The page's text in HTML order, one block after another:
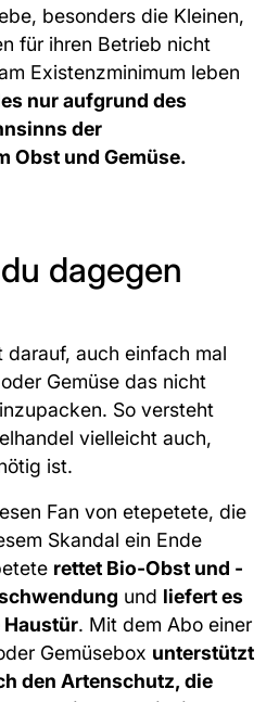
besonders die Kleinen,
für ihren Betrieb nicht
Existenzminimum leben
nur aufgrund des
der
Obst und Gemüse.
dagegen
darauf, auch einfach mal
Gemüse das nicht
So versteht
vielleicht auch,
ist.
Fan vonetepetete, die
Skandal ein Ende
rettet Bio-Obst und -
und liefert es
Haustür. Mit dem Abo einer
Gemüsebox unterstützt
den Artenschutz, die